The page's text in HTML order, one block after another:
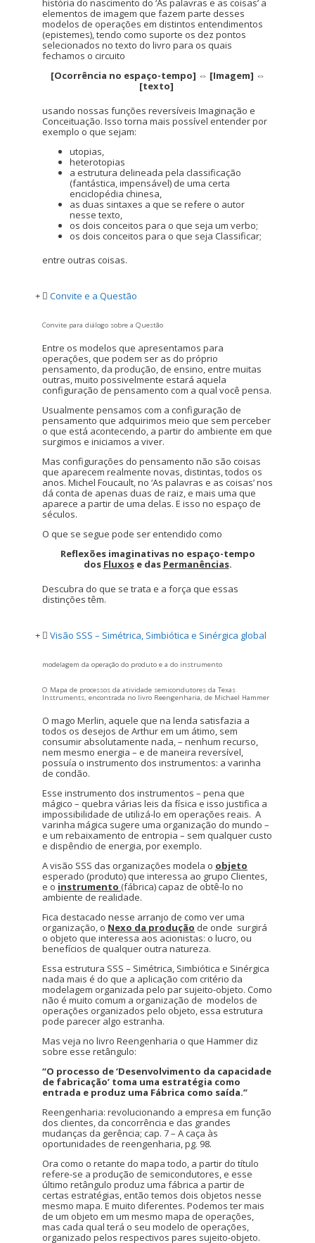
elementos de imagem que fazem parte desses
modelos de operações em distintos entendimentos
(epistemes), tendo como suporte os dez pontos
selecionados no texto do livro para os quais
fechamos o circuito
[Ocorrência no espaço-tempo] ⇔ [Imagem] ⇔
[texto]
usando nossas funções reversíveis Imaginação e
Conceituação. Isso torna mais possível entender por
exemplo o que sejam:
utopias,
heterotopias
a estrutura delineada pela classificação
(fantástica, impensável) de uma certa
enciclopédia chinesa,
as duas sintaxes a que se refere o autor
nesse texto,
os dois conceitos para o que seja um verbo;
os dois conceitos para o que seja Classificar;
entre outras coisas.
Convite e a Questão
Convite para diálogo sobre a Questão
Entre os modelos que apresentamos para
operações, que podem ser as do próprio
pensamento, da produção, de ensino, entre muitas
outras, muito possivelmente estará aquela
configuração de pensamento com a qual você pensa.
Usualmente pensamos com a configuração de
pensamento que adquirimos meio que sem perceber
o que está acontecendo, a partir do ambiente em que
surgimos e iniciamos a viver.
Mas configurações do pensamento não são coisas
que aparecem realmente novas, distintas, todos os
anos. Michel Foucault, no ‘As palavras e as coisas’ nos
dá conta de apenas duas de raiz, e mais uma que
aparece a partir de uma delas. E isso no espaço de
séculos.
O que se segue pode ser entendido como
Reflexões imaginativas no espaço-tempo
dos Fluxose das Permanências.
Descubra do que se trata e a força que essas
distinções têm.
Visão SSS – Simétrica, Simbiótica e Sinérgica global
modelagem da operação do produto e a do instrumento
O Mapa de processos da atividade semicondutores da Texas
Instruments, encontrada no livro Reengenharia, de Michael Hammer
O mago Merlin, aquele que na lenda satisfazia a
todos os desejos de Arthur em um átimo, sem
consumir absolutamente nada, – nenhum recurso,
nem mesmo energia – e de maneira reversível,
possuía o instrumento dos instrumentos: a varinha
de condão.
Esse instrumento dos instrumentos – pena que
mágico – quebra várias leis da física e isso justifica a
impossibilidade de utilizá-lo em operações reais. A
varinha mágica sugere uma organização do mundo –
e um rebaixamento de entropia – sem qualquer custo
e dispêndio de energia, por exemplo.
A visão SSS das organizações modela o objeto
esperado (produto) que interessa ao grupo Clientes,
e o instrumento (fábrica) capaz de obtê-lo no
ambiente de realidade.
Fica destacado nesse arranjo de como ver uma
organização, o Nexo da produção de onde surgirá
o objeto que interessa aos acionistas: o lucro, ou
benefícios de qualquer outra natureza.
Essa estrutura SSS – Simétrica, Simbiótica e Sinérgica
nada mais é do que a aplicação com critério da
modelagem organizada pelo par sujeito-objeto. Como
não é muito comum a organização de modelos de
operações organizados pelo objeto, essa estrutura
pode parecer algo estranha.
Mas veja no livro Reengenharia o que Hammer diz
sobre esse retângulo:
“O processo de ‘Desenvolvimento da capacidade
de fabricação’ toma uma estratégia como
entrada e produz uma Fábrica como saída.”
Reengenharia: revolucionando a empresa em função
dos clientes, da concorrência e das grandes
mudanças da gerência; cap. 7 – A caça às
oportunidades de reengenharia, pg. 98.
Ora como o retante do mapa todo, a partir do título
refere-se a produção de semicondutores, e esse
último retângulo produz uma fábrica a partir de
certas estratégias, então temos dois objetos nesse
mesmo mapa. E muito diferentes. Podemos ter mais
de um objeto em um mesmo mapa de operações,
mas cada qual terá o seu modelo de operações,
organizado pelos respectivos pares sujeito-objeto.